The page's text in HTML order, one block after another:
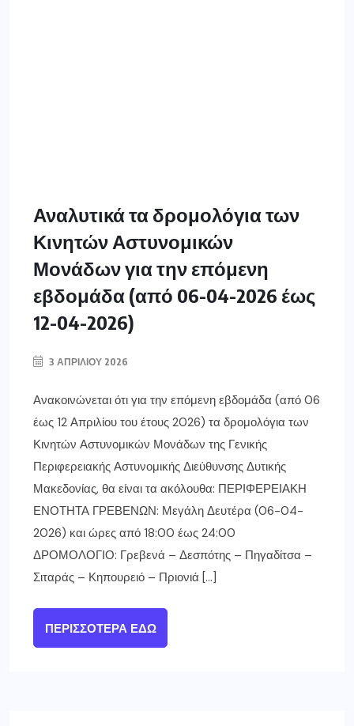
Αναλυτικά τα δρομολόγια των
Κινητών Αστυνομικών
Μονάδων για την επόμενη
εβδομάδα (από 06-04-2026 έως
12-04-2026)
3 ΑΠΡΙΛΊΟΥ 2026
Ανακοινώνεται ότι για την επόμενη εβδομάδα (από 06
έως 12 Απριλίου του έτους 2026) τα δρομολόγια των
Κινητών Αστυνομικών Μονάδων της Γενικής
Περιφερειακής Αστυνομικής Διεύθυνσης Δυτικής
Μακεδονίας, θα είναι τα ακόλουθα: ΠΕΡΙΦΕΡΕΙΑΚΗ
ΕΝΟΤΗΤΑ ΓΡΕΒΕΝΩΝ: Μεγάλη Δευτέρα (06-04-
2026) και ώρες από 18:00 έως 24:00
ΔΡΟΜΟΛΟΓΙΟ: Γρεβενά – Δεσπότης – Πηγαδίτσα –
Σιταράς – Κηπουρειό – Πριονιά […]
ΠΕΡΙΣΣΌΤΕΡΑ ΕΔΏ